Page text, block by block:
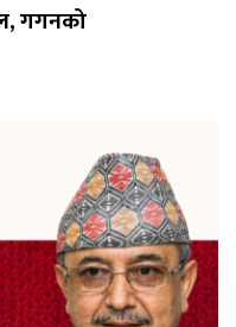
गगनको